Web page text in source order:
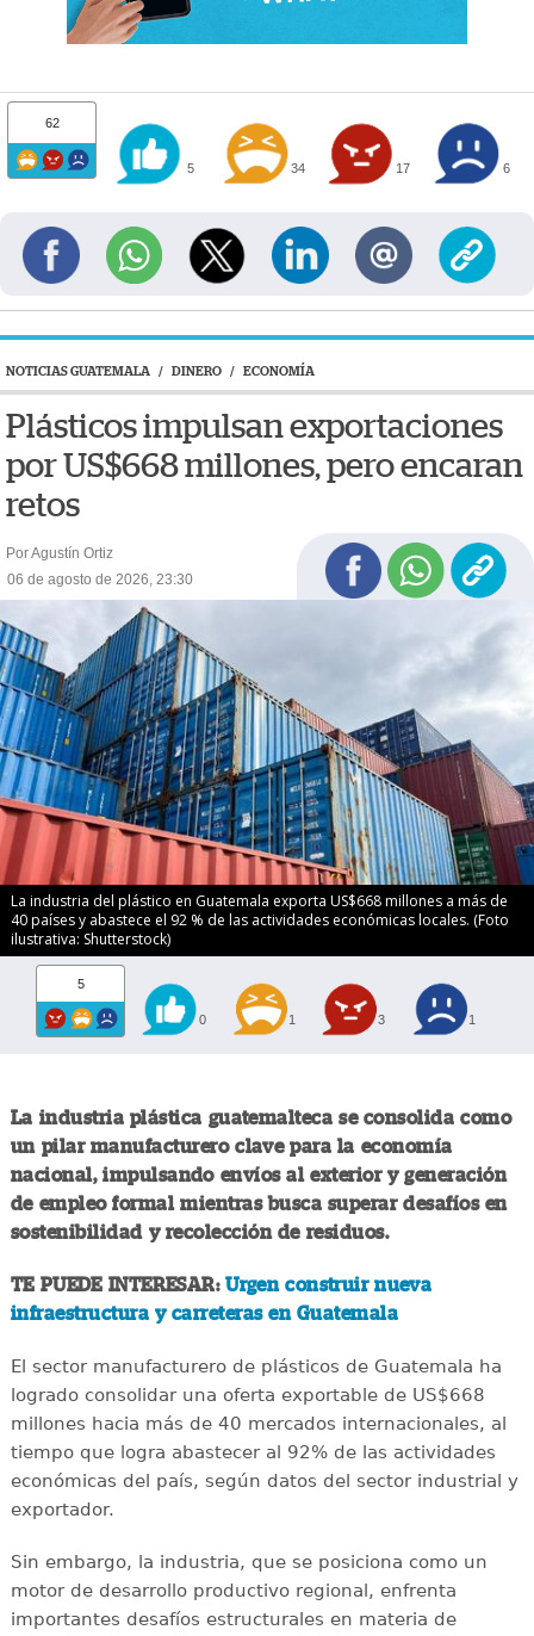
62
5 34 17 6
NOTICIAS GUATEMALA / DINERO / ECONOMÍA
Plásticos impulsan exportaciones
por US$668 millones, pero encaran
retos
Por Agustín Ortiz
06 de agosto de 2026, 23:30
La industria del plástico en Guatemala exporta US$668 millones a más de
40 países y abastece el 92 % de las actividades económicas locales. (Foto
ilustrativa: Shutterstock)
5
0 1 3 1
La industria plástica guatemalteca se consolida como
un pilar manufacturero clave para la economía
nacional, impulsando envíos al exterior y generación
de empleo formal mientras busca superar desafíos en
sostenibilidad y recolección de residuos.
TE PUEDE INTERESAR:Urgen construir nueva
infraestructura y carreteras en Guatemala
El sector manufacturero de plásticos de Guatemala ha
logrado consolidar una oferta exportable de US$668
millones hacia más de 40 mercados internacionales, al
tiempo que logra abastecer al 92% de las actividades
económicas del país, según datos del sector industrial y
exportador.
Sin embargo, la industria, que se posiciona como un
motor de desarrollo productivo regional, enfrenta
importantes desafíos estructurales en materia de